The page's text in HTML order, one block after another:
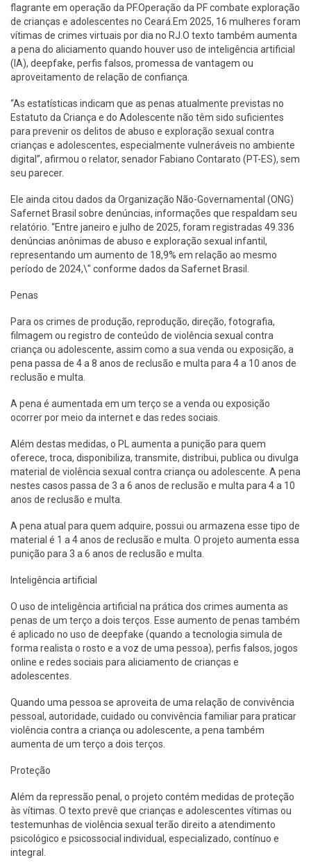
flagrante em operação da PF.Operação da PF combate exploração
de crianças e adolescentes no Ceará.Em 2025, 16 mulheres foram
vítimas de crimes virtuais por dia no RJ.O texto também aumenta
a pena do aliciamento quando houver uso de inteligência artificial
(IA), deepfake, perfis falsos, promessa de vantagem ou
aproveitamento de relação de confiança.
“As estatísticas indicam que as penas atualmente previstas no
Estatuto da Criança e do Adolescente não têm sido suficientes
para prevenir os delitos de abuso e exploração sexual contra
crianças e adolescentes, especialmente vulneráveis no ambiente
digital”, afirmou o relator, senador Fabiano Contarato (PT-ES), sem
seu parecer.
Ele ainda citou dados da Organização Não-Governamental (ONG)
Safernet Brasil sobre denúncias, informações que respaldam seu
relatório. “Entre janeiro e julho de 2025, foram registradas 49.336
denúncias anônimas de abuso e exploração sexual infantil,
representando um aumento de 18,9% em relação ao mesmo
período de 2024,\" conforme dados da Safernet Brasil.
Penas
Para os crimes de produção, reprodução, direção, fotografia,
filmagem ou registro de conteúdo de violência sexual contra
criança ou adolescente, assim como a sua venda ou exposição, a
pena passa de 4 a 8 anos de reclusão e multa para 4 a 10 anos de
reclusão e multa.
A pena é aumentada em um terço se a venda ou exposição
ocorrer por meio da internet e das redes sociais.
Além destas medidas, o PL aumenta a punição para quem
oferece, troca, disponibiliza, transmite, distribui, publica ou divulga
material de violência sexual contra criança ou adolescente. A pena
nestes casos passa de 3 a 6 anos de reclusão e multa para 4 a 10
anos de reclusão e multa.
A pena atual para quem adquire, possui ou armazena esse tipo de
material é 1 a 4 anos de reclusão e multa. O projeto aumenta essa
punição para 3 a 6 anos de reclusão e multa.
Inteligência artificial
O uso de inteligência artificial na prática dos crimes aumenta as
penas de um terço a dois terços. Esse aumento de penas também
é aplicado no uso de deepfake (quando a tecnologia simula de
forma realista o rosto e a voz de uma pessoa), perfis falsos, jogos
online e redes sociais para aliciamento de crianças e
adolescentes.
Quando uma pessoa se aproveita de uma relação de convivência
pessoal, autoridade, cuidado ou convivência familiar para praticar
violência contra a criança ou adolescente, a pena também
aumenta de um terço a dois terços.
Proteção
Além da repressão penal, o projeto contém medidas de proteção
às vítimas. O texto prevê que crianças e adolescentes vítimas ou
testemunhas de violência sexual terão direito a atendimento
psicológico e psicossocial individual, especializado, contínuo e
integral.